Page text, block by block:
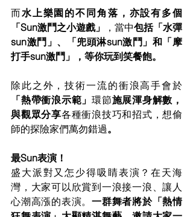
而水上樂園的不同角落，亦設有多個
「Sun激鬥之小遊戲」
，當中包括「水彈
sun激鬥」、「兜頭淋sun激鬥」和「摩
打手sun激鬥」，等你玩到笑餐飽。
除此之外，技術一流的衝浪高手會於
「熱帶衝浪示範」 環節施展渾身解數，
與觀眾分享各種衝浪技巧和招式，想偷
師的探險家們萬勿錯過。
最Sun表演！
盛大派對又怎少得吸睛表演？在天海
灣，大家可以欣賞到一浪接一浪、讓人
心潮高漲的表演。 一群舞者將於「熱情